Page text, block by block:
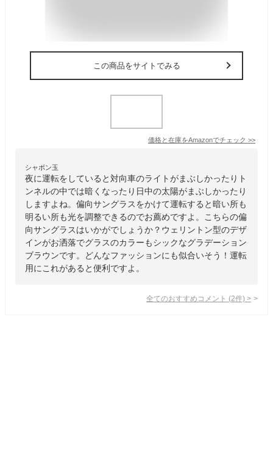
この商品をサイトでみる
価格と在庫をAmazonでチェック >>
シャボン玉
夜に運転をしていると対向車のライトがまぶしかったりト
ンネルの中では暗くなったり日中の太陽がまぶしかったり
しますよね。偏向サングラスをかけて運転すると暗い所も
明るい所も光を調整できるのでお薦めですよ。こちらの偏
向サングラスはいかがでしょうか？ウェリントン型のデザ
インがお洒落でグラスのカラーもシックなグラデーション
ブラウンです。どんなファッションにも似合いそう！運転
用にこれがあると便利ですよ。
全てのおすすめコメント (2件) >